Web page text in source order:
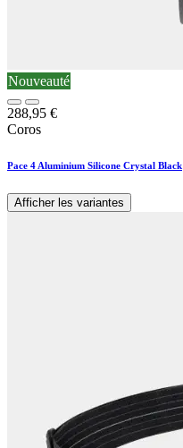
Nouveauté
288,95 €
Coros
Pace 4 Aluminium Silicone Crystal Black
Afficher les variantes